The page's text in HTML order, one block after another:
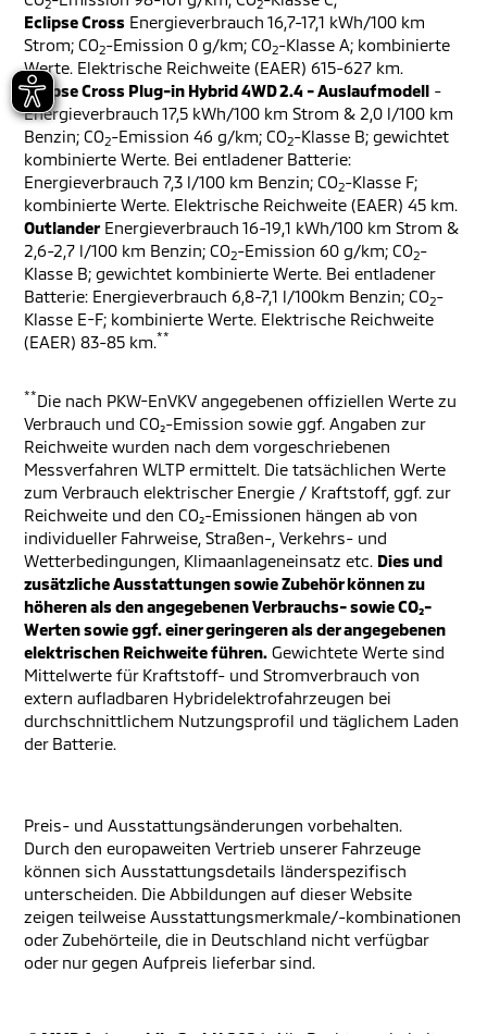
2 2
Eclipse Cross Energieverbrauch 16,7-17,1 kWh/100 km
Strom; CO2-Emission 0 g/km; CO2-Klasse A; kombinierte
Werte. Elektrische Reichweite (EAER) 615-627 km.
Eclipse Cross Plug-in Hybrid 4WD 2.4 - Auslaufmodell -
Energieverbrauch 17,5 kWh/100 km Strom & 2,0 l/100 km
Benzin; CO2-Emission 46 g/km; CO2-Klasse B; gewichtet
kombinierte Werte. Bei entladener Batterie:
Energieverbrauch 7,3 l/100 km Benzin; CO2-Klasse F;
kombinierte Werte. Elektrische Reichweite (EAER) 45 km.
Outlander Energieverbrauch 16-19,1 kWh/100 km Strom &
2,6-2,7 l/100 km Benzin; CO2-Emission 60 g/km; CO2-
Klasse B; gewichtet kombinierte Werte. Bei entladener
Batterie: Energieverbrauch 6,8-7,1 l/100km Benzin; CO2-
Klasse E-F; kombinierte Werte. Elektrische Reichweite
(EAER) 83-85 km.**
**Die nach PKW-EnVKV angegebenen offiziellen Werte zu
Verbrauch und CO₂-Emission sowie ggf. Angaben zur
Reichweite wurden nach dem vorgeschriebenen
Messverfahren WLTP ermittelt. Die tatsächlichen Werte
zum Verbrauch elektrischer Energie / Kraftstoff, ggf. zur
Reichweite und den CO₂-Emissionen hängen ab von
individueller Fahrweise, Straßen-, Verkehrs- und
Wetterbedingungen, Klimaanlageneinsatz etc. Dies und
zusätzliche Ausstattungen sowie Zubehör können zu
höheren als den angegebenen Verbrauchs- sowie CO₂-
Werten sowie ggf. einer geringeren als der angegebenen
elektrischen Reichweite führen. Gewichtete Werte sind
Mittelwerte für Kraftstoff- und Stromverbrauch von
extern aufladbaren Hybridelektrofahrzeugen bei
durchschnittlichem Nutzungsprofil und täglichem Laden
der Batterie.
Preis- und Ausstattungsänderungen vorbehalten.
Durch den europaweiten Vertrieb unserer Fahrzeuge
können sich Ausstattungsdetails länderspezifisch
unterscheiden. Die Abbildungen auf dieser Website
zeigen teilweise Ausstattungsmerkmale/-kombinationen
oder Zubehörteile, die in Deutschland nicht verfügbar
oder nur gegen Aufpreis lieferbar sind.